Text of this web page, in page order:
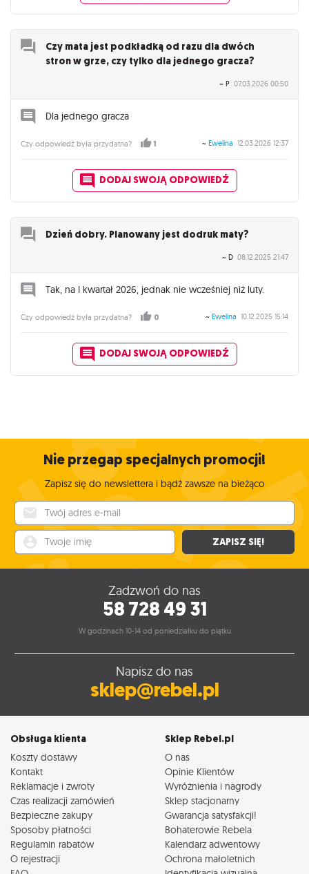
Czy mata jest podkładką od razu dla dwóch
stron w grze, czy tylko dla jednego gracza?
~ P 07.03.2026 00:50
Dla jednego gracza
Czy odpowiedź była przydatna? 1 ~ Ewelina 12.03.2026 12:37
DODAJ SWOJĄ ODPOWIEDŹ
Dzień dobry. Planowany jest dodruk maty?
~ D 08.12.2025 21:47
Tak, na I kwartał 2026, jednak nie wcześniej niż luty.
Czy odpowiedź była przydatna? 0 ~ Ewelina 10.12.2025 15:14
DODAJ SWOJĄ ODPOWIEDŹ
Nie przegap specjalnych promocji!
Zapisz się do newslettera i bądź zawsze na bieżąco
ZAPISZ SIĘ!
Zadzwoń do nas
58 728 49 31
W godzinach 10-14 od poniedziałku do piątku
Napisz do nas
sklep@rebel.pl
Obsługa klienta
Koszty dostawy
Kontakt
Reklamacje i zwroty
Czas realizacji zamówień
Bezpieczne zakupy
Sposoby płatności
Regulamin rabatów
O rejestracji
Sklep Rebel.pl
O nas
Opinie Klientów
Wyróżnienia i nagrody
Sklep stacjonarny
Gwarancja satysfakcji!
Bohaterowie Rebela
Kalendarz adwentowy
Ochrona małoletnich